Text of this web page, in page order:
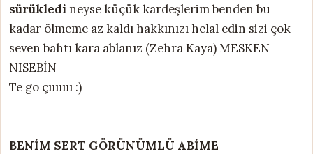
sürükledi neyse küçük kardeşlerim benden bu
kadar ölmeme az kaldı hakkınızı helal edin sizi çok
seven bahtı kara ablanız (Zehra Kaya) MESKEN
NISEBİN
Te go çııııııı :)
BENİM SERT GÖRÜNÜMLÜ ABİME